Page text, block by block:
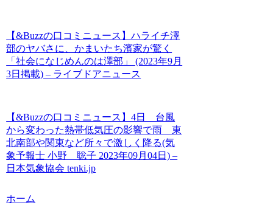
【&Buzzの口コミニュース】ハライチ澤
部のヤバさに、かまいたち濱家が驚く
「社会になじめんのは澤部」 (2023年9月
3日掲載) – ライブドアニュース
【&Buzzの口コミニュース】4日 台風
から変わった熱帯低気圧の影響で雨 東
北南部や関東など所々で激しく降る(気
象予報士 小野 聡子 2023年09月04日) –
日本気象協会 tenki.jp
ホーム